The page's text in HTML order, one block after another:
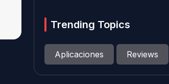
Trending Topics
Aplicaciones Reviews